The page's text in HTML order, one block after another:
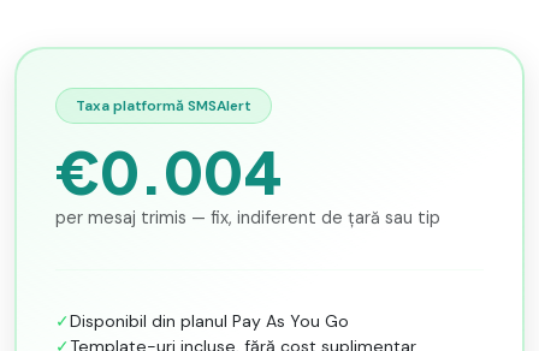
Taxa platformă SMSAlert
€0.004
per mesaj trimis — fix, indiferent de țară sau tip
✓Disponibil din planul Pay As You Go
✓Template-uri incluse, fără cost suplimentar